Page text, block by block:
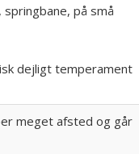
på små
dejligt temperament
meget afsted og går